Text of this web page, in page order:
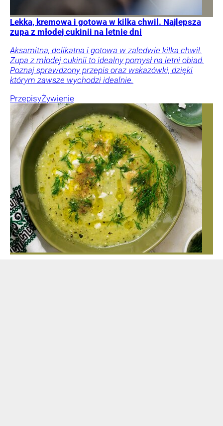
Lekka, kremowa i gotowa w kilka chwil. Najlepsza
zupa z młodej cukinii na letnie dni
Aksamitna, delikatna i gotowa w zaledwie kilka chwil.
Zupa z młodej cukinii to idealny pomysł na letni obiad.
Poznaj sprawdzony przepis oraz wskazówki, dzięki
którym zawsze wychodzi idealnie.
PrzepisyŻywienie